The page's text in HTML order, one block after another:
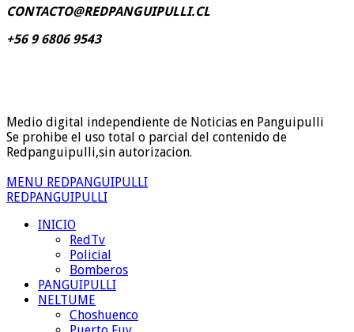
CONTACTO@REDPANGUIPULLI.CL
+56 9 6806 9543
Medio digital independiente de Noticias en Panguipulli
Se prohibe el uso total o parcial del contenido de
Redpanguipulli,sin autorizacion.
MENU REDPANGUIPULLI
REDPANGUIPULLI
INICIO
RedTv
Policial
Bomberos
PANGUIPULLI
NELTUME
Choshuenco